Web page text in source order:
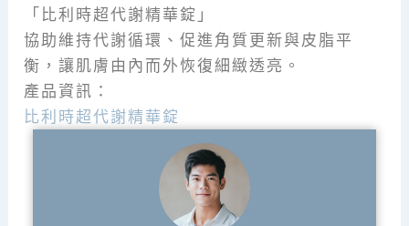
「比利時超代謝精華錠」
協助維持代謝循環、促進角質更新與皮脂平
衡，讓肌膚由內而外恢復細緻透亮。
產品資訊：
比利時超代謝精華錠